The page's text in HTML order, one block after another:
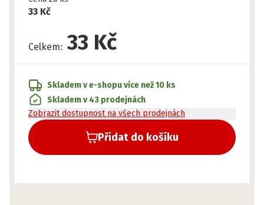
33 Kč
Celkem: 33 Kč
Přidat do košíku
Skladem v e-shopuvíce než 10 ks
Skladem v 43 prodejnách
Zobrazit dostupnost na všech prodejnách